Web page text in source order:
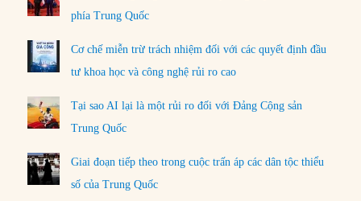
phía Trung Quốc
Cơ chế miễn trừ trách nhiệm đối với các quyết định đầu
tư khoa học và công nghệ rủi ro cao
Tại sao AI lại là một rủi ro đối với Đảng Cộng sản
Trung Quốc
Giai đoạn tiếp theo trong cuộc trấn áp các dân tộc thiểu
số của Trung Quốc